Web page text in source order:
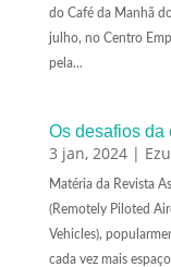
do Café da Manhã
julho, no Centro
pela...
Os desafios da
3 jan, 2024|
Matéria da Revista
(Remotely Piloted
Vehicles),
cada vez mais